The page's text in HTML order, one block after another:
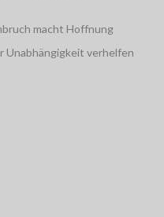
macht Hoffnung
Unabhängigkeit verhelfen